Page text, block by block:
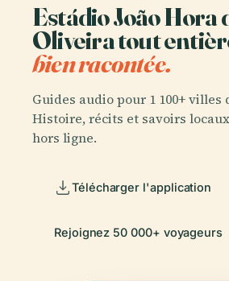
Estádio João Hora
Oliveira tout
bien racontée.
Guides audio pour 1 100+ villes
Histoire, récits et savoirs
hors ligne.
Télécharger l'application
Rejoignez 50 000+ voyageurs